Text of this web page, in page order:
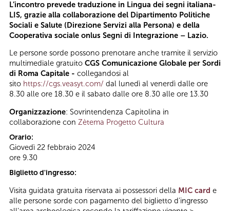
L’incontro prevede traduzione in Lingua dei segni italiana-
LIS, grazie alla collaborazione del Dipartimento Politiche
Sociali e Salute (Direzione Servizi alla Persona) e della
Cooperativa sociale onlus Segni di Integrazione – Lazio.
Le persone sorde possono prenotare anche tramite il servizio
multimediale gratuito CGS Comunicazione Globale per Sordi
di Roma Capitale - collegandosi al
sito https://cgs.veasyt.com/ dal lunedì al venerdì dalle ore
8.30 alle ore 18.30 e il sabato dalle ore 8.30 alle ore 13.30
Organizzazione: Sovrintendenza Capitolina in
collaborazione con Zètema Progetto Cultura
Orario:
Giovedì 22 febbraio 2024
ore 9.30
Biglietto d'ingresso:
Visita guidata gratuita riservata ai possessori della MIC card e
alle persone sorde con pagamento del biglietto d’ingresso